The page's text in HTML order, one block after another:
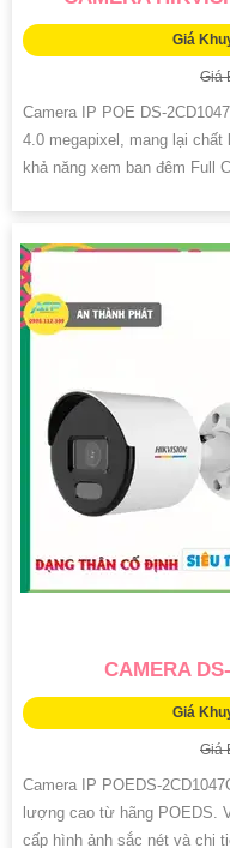
Giá
Giá
Camera IP POE DS-
4.0 megapixel, mang lại
khả năng xem ban đêm Full
CAMERA
Giá
Giá
Camera IP POEDS-
lượng cao từ hãng POEDS.
cấp hình ảnh sắc nét và chi